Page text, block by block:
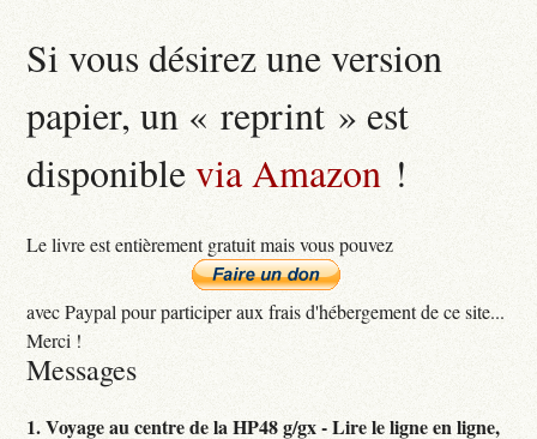
Si vous désirez une version
papier, un « reprint » est
disponiblevia Amazon !
Le livre est entièrement gratuit mais vous pouvez
avec Paypal pour participer aux frais d'hébergement de ce site...
Merci !
Messages
1.Voyage au centre de la HP48 g/gx - Lire le ligne en ligne,